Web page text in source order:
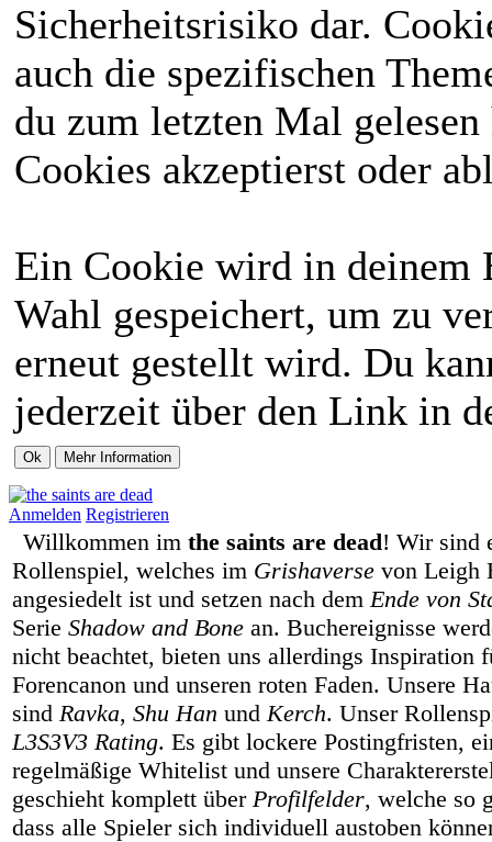
Sicherheitsrisiko dar.
auch die spezifischen
du zum letzten Mal
Cookies akzeptierst oder
Ein Cookie wird in deinem
Wahl gespeichert, um zu
erneut gestellt wird. Du
jederzeit über den Link in
Anmelden Registrieren
Willkommen im the saints are dead! Wir sind
Rollenspiel, welches im Grishaverse von Leigh
angesiedelt ist und setzen nach demEnde von
Serie Shadow and Bone an. Buchereignisse
nicht beachtet, bieten uns allerdings Inspiration
Forencanon und unseren roten Faden. Unsere
sind Ravka, Shu Han undKerch. Unser
L3S3V3 Rating. Es gibt lockere Postingfristen,
regelmäßige Whitelist und unsere
geschieht komplett über Profilfelder, welche so
dass alle Spieler sich individuell austoben